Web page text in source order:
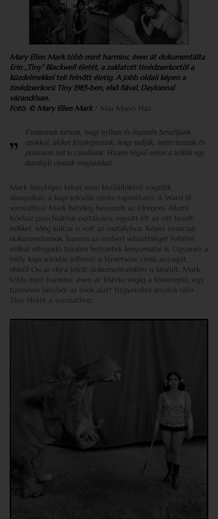
Mary Ellen Mark több mint harminc éven át dokumentálta
Erin „Tiny” Blackwell életét, a zaklatott tinédzserkortól a
küzdelmekkel teli felnőtt életig. A jobb oldali képen a
tinédzserkorú Tiny 1985-ben, első fiával, Daylonnal
várandósan.
Fotó: © Mary Ellen Mark/ Mai Manó Ház
Fontosnak tartom, hogy nyíltan és őszintén beszéljünk
azokkal, akiket fényképezünk, hogy tudják, miért tesszük és
pontosan mit is csinálunk. Hiszen végső soron a lelkük egy
darabját visszük magunkkal.
Mark fényképei tehát nem kívülállóként rögzítik
alanyaikat: a kapcsolódás szinte tapintható. A Ward 81
sorozathoz Mark hetekig bevonult az Oregoni Állami
Kórház pszichiátriai osztályára, együtt élt az ott kezelt
nőkkel. Még kulcsa is volt az osztályhoz. Képei nemcsak
dokumentumok, hanem az emberi sebzettséget feltétel
nélkül elfogadó bizalmi helyzetek lenyomatai is. Ugyanez a
mély kapcsolódás jellemzi a Streetwise című anyagát,
ebből Oscar-díjra jelölt dokumentumfilm is készült. Mark
több mint harminc éven át kísérte végig a főszereplő, egy
tizenéves lányból az évek alatt tízgyerekes anyává váló
Tiny életét a sorozathoz.